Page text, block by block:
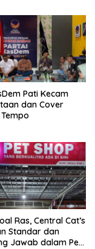
Pati Kecam
dan Cover
Ras, Central Cat’s
Standar dan
Jawab dalam Pet